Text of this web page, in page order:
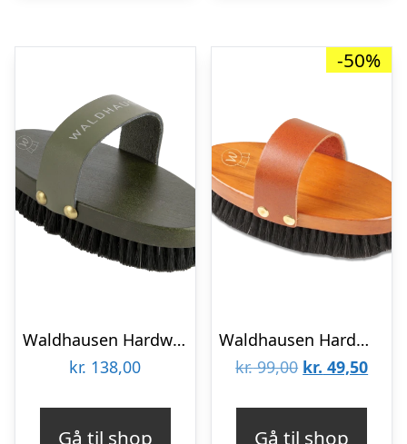
Waldhausen Hardwood blød strigle – Kalamata
kr. 138,00
Gå til shop
-50%
Waldhausen HardWood Body Brush strigle
kr.99,00 Den
kr. 49,50Den
Gå til shop